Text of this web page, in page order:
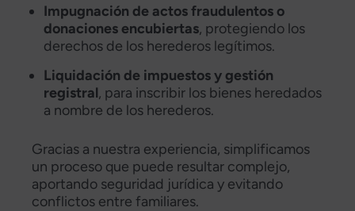
Impugnación de actos fraudulentos o
donaciones encubiertas, protegiendo los
derechos de los herederos legítimos.
Liquidación de impuestos y gestión
registral, para inscribir los bienes heredados
a nombre de los herederos.
Gracias a nuestra experiencia, simplificamos
un proceso que puede resultar complejo,
aportando seguridad jurídica y evitando
conflictos entre familiares.